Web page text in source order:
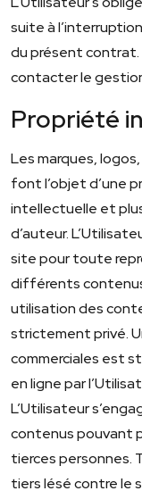
suite à
du présent contrat.
contacter le
Propriété
Les marques,
font l’objet d’une
intellectuelle et
d’auteur.
site pour toute
différents
utilisation des
strictement privé.
commerciales est
en ligne par
L’Utilisateur
contenus pouvant
tierces personnes.
tiers lésé contre le